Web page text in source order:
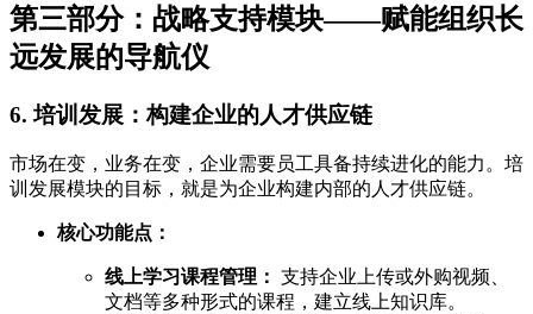
第三部分：战略支持模块——赋能组织长
远发展的导航仪
6. 培训发展：构建企业的人才供应链
市场在变，业务在变，企业需要员工具备持续进化的能力。培
训发展模块的目标，就是为企业构建内部的人才供应链。
核心功能点：
线上学习课程管理： 支持企业上传或外购视频、
文档等多种形式的课程，建立线上知识库。